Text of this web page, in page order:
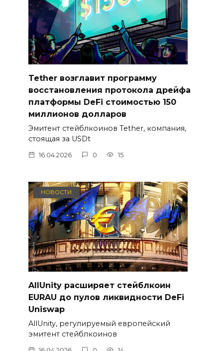
Tether возглавит программу
восстановления протокола дрейфа
платформы DeFi стоимостью 150
миллионов долларов
Эмитент стейблкоинов Tether, компания,
стоящая за USDt
16.04.2026 0 15
НОВОСТИ
AllUnity расширяет стейблкоин
EURAU до пулов ликвидности DeFi
Uniswap
AllUnity, регулируемый европейский
эмитент стейблкоинов